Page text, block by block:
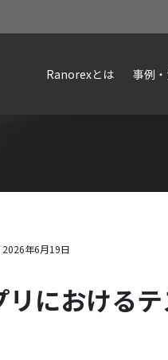
Ranorexとは 事例
2026年6月19日
における